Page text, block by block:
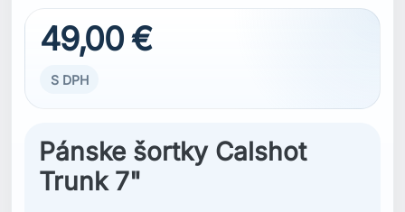
49,00 €
S DPH
Pánske šortky Calshot
Trunk 7"